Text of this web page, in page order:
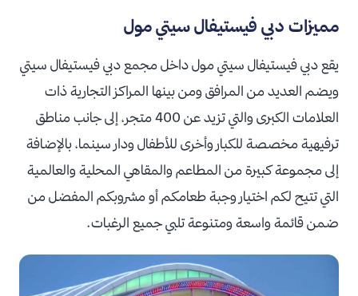
مميزات دبي فيستيفال سيتي مول
يقع دبي فيستيفال سيتي مول داخل مجمع دبي فيستيفال سيتي
ويضم العديد من المرافق ومن بينها المراكز التجارية ذات
العلامات الكبرى والتي تزيد عن 400 متجر، إلى جانب مناطق
ترفيهية مخصصة للكبار وأخرى للأطفال ودار سينما، بالإضافة
إلى مجموعة كبيرة من المطاعم والمقاهي المحلية والعالمية
التي تتيح لكم اختيار وجبة طعامكم أو مشروبكم المفضل من
ضمن قائمة واسعة ومتنوعة تلبي جميع الرغبات.